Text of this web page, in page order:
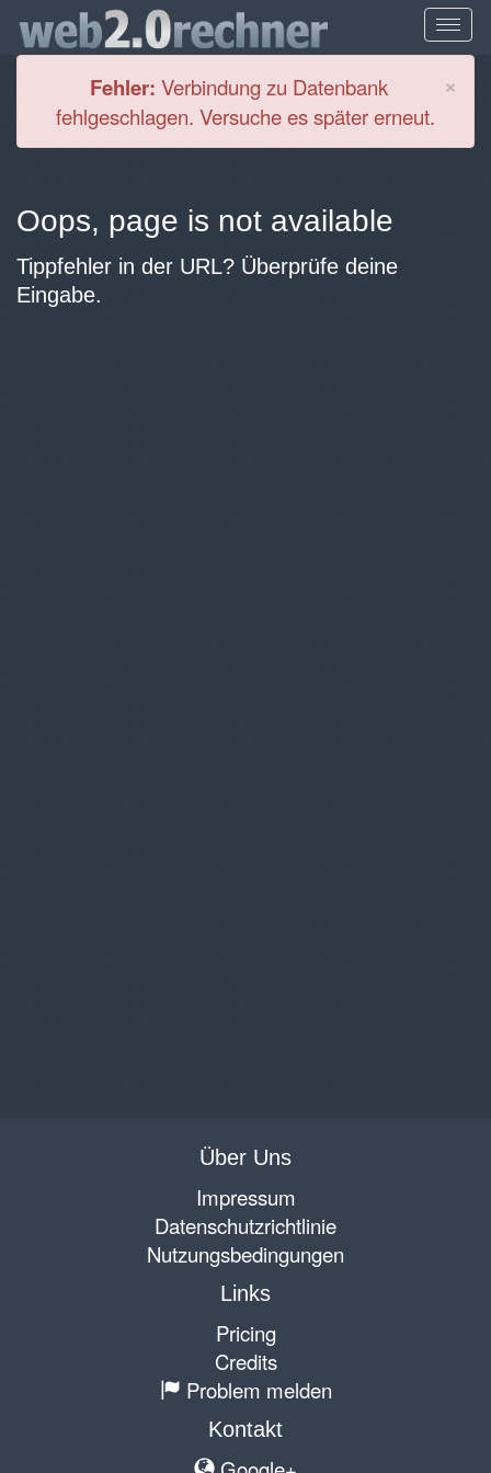
×
Fehler: Verbindung zu Datenbank
fehlgeschlagen. Versuche es später erneut.
Oops, page is not available
Tippfehler in der URL? Überprüfe deine
Eingabe.
Über Uns
Impressum
Datenschutzrichtlinie
Nutzungsbedingungen
Links
Pricing
Credits
Problem melden
Kontakt